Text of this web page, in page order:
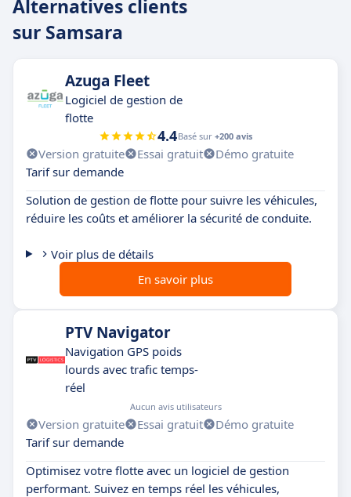
Alternatives clients
sur Samsara
Azuga Fleet
Logiciel de gestion de
flotte
4.4Basé sur +200 avis
Version gratuite Essai gratuit
Démo gratuite
Tarif sur demande
Solution de gestion de flotte pour suivre les véhicules,
réduire les coûts et améliorer la sécurité de conduite.
Voir plus de détails
En savoir plus
PTV Navigator
Navigation GPS poids
lourds avec trafic temps-
réel
Aucun avis utilisateurs
Version gratuite Essai gratuit
Démo gratuite
Tarif sur demande
Optimisez votre flotte avec un logiciel de gestion
performant. Suivez en temps réel les véhicules,